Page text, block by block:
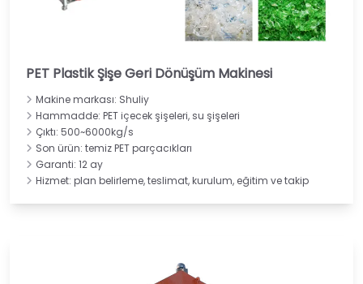
PET Plastik Şişe Geri Dönüşüm Makinesi
Makine markası: Shuliy
Hammadde: PET içecek şişeleri, su şişeleri
Çıktı: 500~6000kg/s
Son ürün: temiz PET parçacıkları
Garanti: 12 ay
Hizmet: plan belirleme, teslimat, kurulum, eğitim ve takip